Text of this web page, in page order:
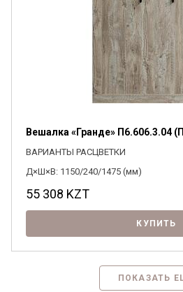
Вешалка «Гранде» П6.606.3.04
ВАРИАНТЫ РАСЦВЕТКИ
Д×Ш×В: 1150/240/1475 (мм)
55 308 KZT
КУПИТЬ
ПОКАЗАТЬ